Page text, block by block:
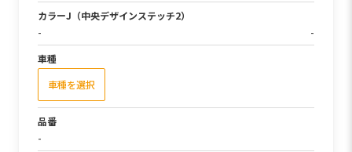
カラーJ（中央デザインステッチ2）
-
-
車種
車種を選択
品番
-